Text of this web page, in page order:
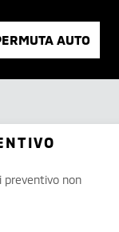
AUTO
preventivo non